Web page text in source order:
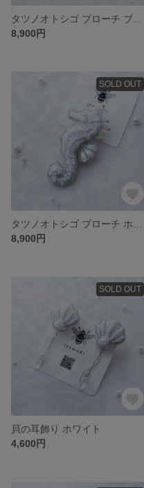
8,900円
SOLD OUT
8,900円
SOLD OUT
貝の耳飾り ホワイト
4,600円